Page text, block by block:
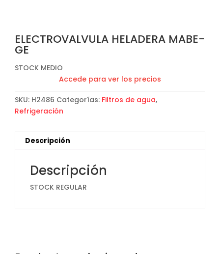
ELECTROVALVULA HELADERA MABE-
GE
STOCK MEDIO
Accede para ver los precios
SKU: H2486 Categorías: Filtros de agua,
Refrigeración
Descripción
Descripción
STOCK REGULAR